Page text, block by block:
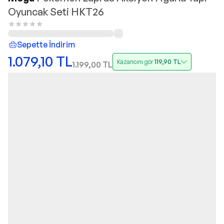
Oyuncak Seti HKT26
Sepette İndirim
1.079,10 TL1.199,00 TL Kazancını gör119,90 TL